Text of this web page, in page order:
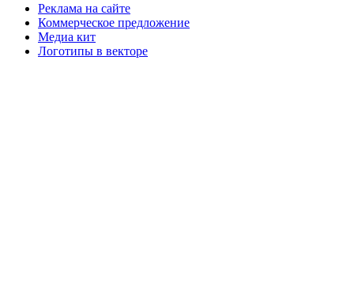
Реклама на сайте
Коммерческое предложение
Медиа кит
Логотипы в векторе